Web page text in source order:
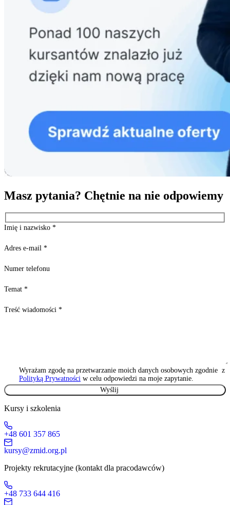
Masz pytania? Chętnie na nie odpowiemy
Imię i nazwisko *
Adres e-mail *
Numer telefonu
Temat *
Treść wiadomości *
Wyrażam zgodę na przetwarzanie moich danych osobowych zgodnie z
Polityką Prywatności w celu odpowiedzi na moje zapytanie.
Kursy i szkolenia
+48 601 357 865
kursy@zmid.org.pl
Projekty rekrutacyjne (kontakt dla pracodawców)
+48 733 644 416